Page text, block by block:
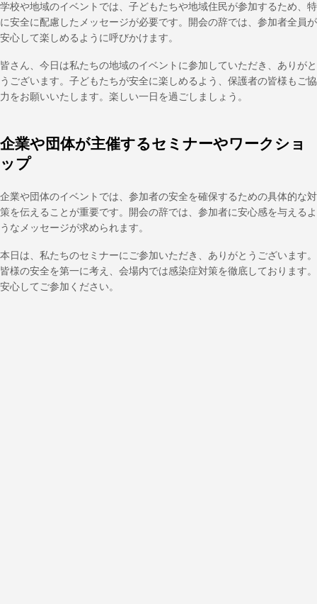
学校や地域のイベントでは、子どもたちや地域住民が参加するため、特
に安全に配慮したメッセージが必要です。開会の辞では、参加者全員が
安心して楽しめるように呼びかけます。
皆さん、今日は私たちの地域のイベントに参加していただき、ありがと
うございます。子どもたちが安全に楽しめるよう、保護者の皆様もご協
力をお願いいたします。楽しい一日を過ごしましょう。
企業や団体が主催するセミナーやワークショ
ップ
企業や団体のイベントでは、参加者の安全を確保するための具体的な対
策を伝えることが重要です。開会の辞では、参加者に安心感を与えるよ
うなメッセージが求められます。
本日は、私たちのセミナーにご参加いただき、ありがとうございます。
皆様の安全を第一に考え、会場内では感染症対策を徹底しております。
安心してご参加ください。